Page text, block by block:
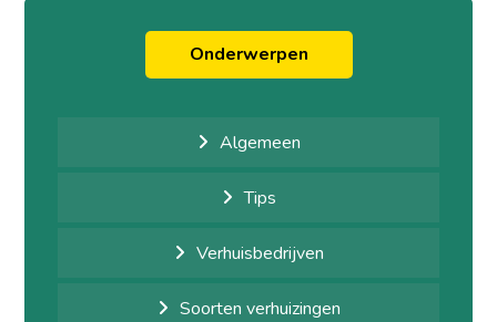
Onderwerpen
Algemeen
Tips
Verhuisbedrijven
Soorten verhuizingen